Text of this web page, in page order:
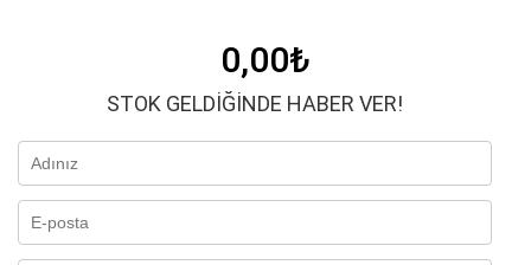
0,00₺
STOK GELDIĞINDE HABER VER!